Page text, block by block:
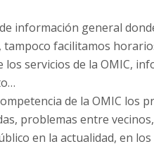
información general
facilitamos
los servicios de la OMIC,
de la OMIC los
problemas entre
en la actualidad, en